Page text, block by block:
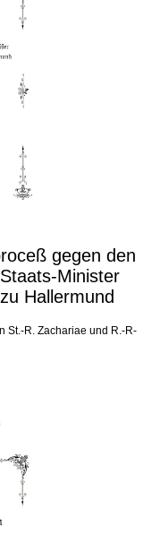
gegen den
Minister
Hallermund
St.-R. Zachariae und R.-R-